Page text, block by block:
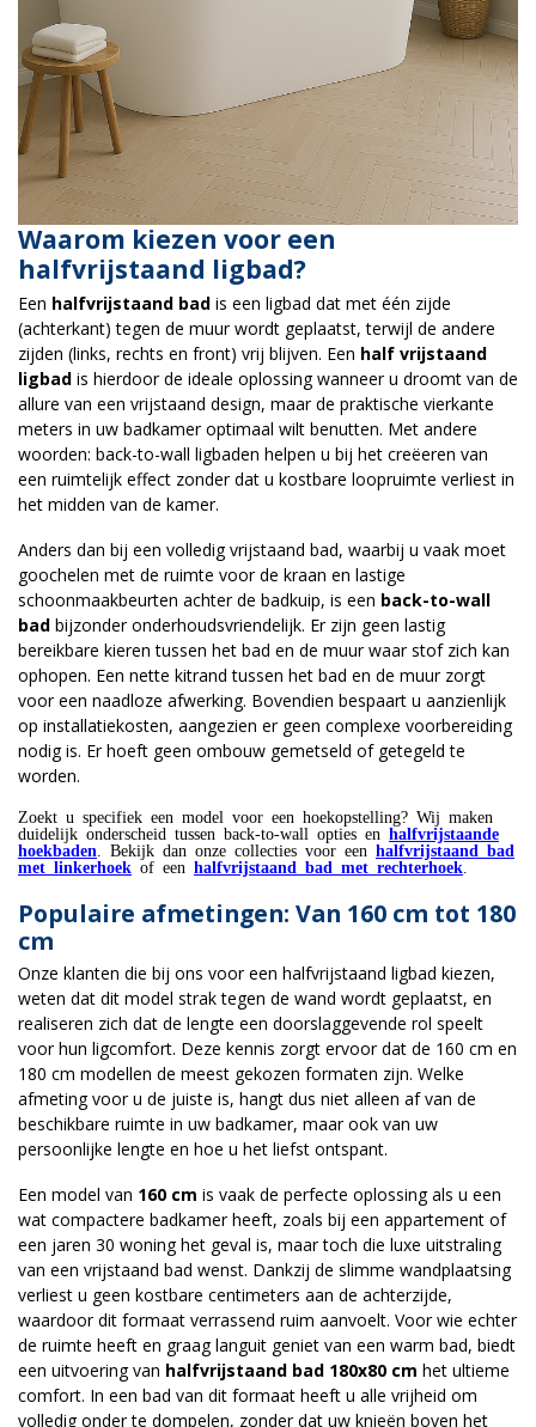
Waarom kiezen voor een
halfvrijstaand ligbad?
Een halfvrijstaand bad is een ligbad dat met één zijde
(achterkant) tegen de muur wordt geplaatst, terwijl de andere
zijden (links, rechts en front) vrij blijven. Een half vrijstaand
ligbad is hierdoor de ideale oplossing wanneer u droomt van de
allure van een vrijstaand design, maar de praktische vierkante
meters in uw badkamer optimaal wilt benutten. Met andere
woorden: back-to-wall ligbaden helpen u bij het creëeren van
een ruimtelijk effect zonder dat u kostbare loopruimte verliest in
het midden van de kamer.
Anders dan bij een volledig vrijstaand bad, waarbij u vaak moet
goochelen met de ruimte voor de kraan en lastige
schoonmaakbeurten achter de badkuip, is een back-to-wall
bad bijzonder onderhoudsvriendelijk. Er zijn geen lastig
bereikbare kieren tussen het bad en de muur waar stof zich kan
ophopen. Een nette kitrand tussen het bad en de muur zorgt
voor een naadloze afwerking. Bovendien bespaart u aanzienlijk
op installatiekosten, aangezien er geen complexe voorbereiding
nodig is. Er hoeft geen ombouw gemetseld of getegeld te
worden.
Zoekt u specifiek een model voor een hoekopstelling? Wij maken
duidelijk onderscheid tussen back-to-wall opties en halfvrijstaande
hoekbaden . Bekijk dan onze collecties voor een halfvrijstaand bad
met linkerhoek of een halfvrijstaand bad met rechterhoek
Populaire afmetingen: Van 160 cm tot 180
cm
Onze klanten die bij ons voor een halfvrijstaand ligbad kiezen,
weten dat dit model strak tegen de wand wordt geplaatst, en
realiseren zich dat de lengte een doorslaggevende rol speelt
voor hun ligcomfort. Deze kennis zorgt ervoor dat de 160 cm en
180 cm modellen de meest gekozen formaten zijn. Welke
afmeting voor u de juiste is, hangt dus niet alleen af van de
beschikbare ruimte in uw badkamer, maar ook van uw
persoonlijke lengte en hoe u het liefst ontspant.
Een model van 160 cm is vaak de perfecte oplossing als u een
wat compactere badkamer heeft, zoals bij een appartement of
een jaren 30 woning het geval is, maar toch die luxe uitstraling
van een vrijstaand bad wenst. Dankzij de slimme wandplaatsing
verliest u geen kostbare centimeters aan de achterzijde,
waardoor dit formaat verrassend ruim aanvoelt. Voor wie echter
de ruimte heeft en graag languit geniet van een warm bad, biedt
een uitvoering van halfvrijstaand bad 180x80 cm het ultieme
comfort. In een bad van dit formaat heeft u alle vrijheid om
volledig onder te dompelen, zonder dat uw knieën boven het